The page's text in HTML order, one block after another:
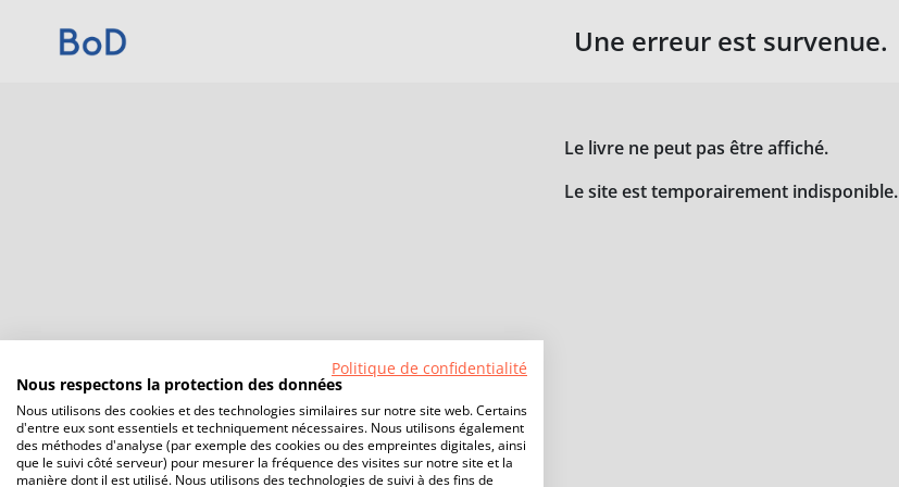
Une erreur est survenue.
Le livre ne peut pas être affiché.
Le site est temporairement indisponible.
Politique de confidentialité
Nous respectons la protection des données
Nous utilisons des cookies et des technologies similaires sur notre site web. Certains
d'entre eux sont essentiels et techniquement nécessaires. Nous utilisons également
des méthodes d'analyse (par exemple des cookies ou des empreintes digitales, ainsi
que le suivi côté serveur) pour mesurer la fréquence des visites sur notre site et la
manière dont il est utilisé. Nous utilisons des technologies de suivi à des fins de